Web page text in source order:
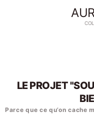
LE PROJET
Parce que ce qu’on cache